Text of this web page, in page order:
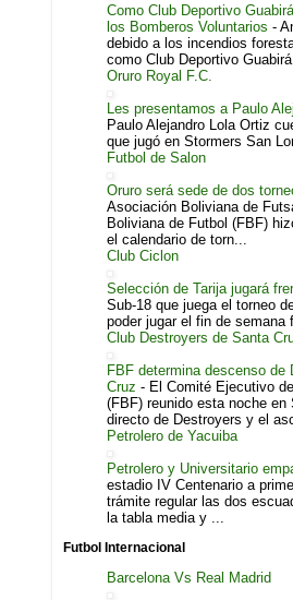
Como Club Deportivo
los Bomberos Voluntarios -
debido a los incendios
como Club Deportivo
Oruro Royal F.C.
Les presentamos a Paulo
Paulo Alejandro Lola Ortiz
que jugó en Stormers San
Futbol de Salon
Oruro será sede de dos
Asociación Boliviana de
Boliviana de Futbol (FBF)
el calendario de torn...
Club Ciclon
Selección de Tarija jugará
Sub-18 que juega el torneo
poder jugar el fin de
Club Destroyers de Santa
FBF determina descenso
Cruz - El Comité Ejecutivo
(FBF) reunido esta noche
directo de Destroyers y el
Petrolero de Yacuiba
Petrolero y Universitario
estadio IV Centenario a
trámite regular las dos
la tabla media y ...
Futbol Internacional
Barcelona Vs Real Madrid